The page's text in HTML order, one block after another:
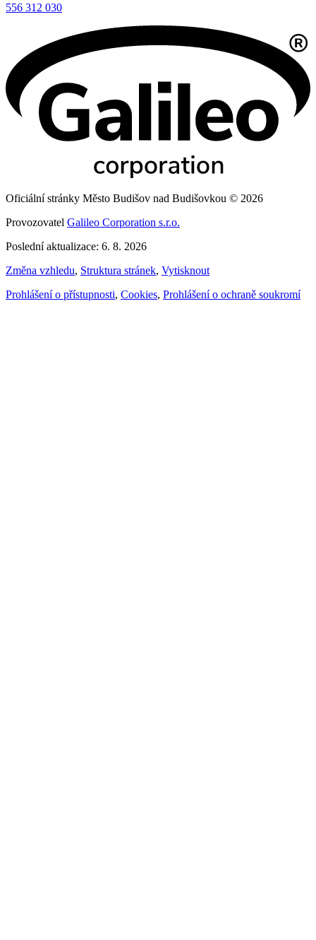
556 312 030
Oficiální stránky Město Budišov nad Budišovkou © 2026
Provozovatel Galileo Corporation s.r.o.
Poslední aktualizace: 6. 8. 2026
Změna vzhledu, Struktura stránek, Vytisknout
Prohlášení o přístupnosti, Cookies, Prohlášení o ochraně soukromí